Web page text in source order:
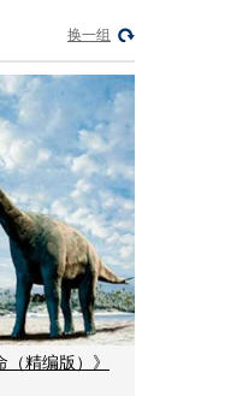
换一组
精编版）》